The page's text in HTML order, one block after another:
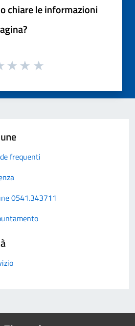
chiare le informazioni
frequenti
0541.343711